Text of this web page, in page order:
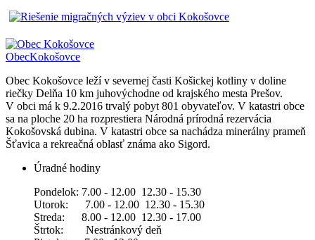
ObecKokošovce
Obec Kokošovce leží v severnej časti Košickej kotliny v doline
riečky Delňa 10 km juhovýchodne od krajského mesta Prešov.
V obci má k 9.2.2016 trvalý pobyt 801 obyvateľov. V katastri obce
sa na ploche 20 ha rozprestiera Národná prírodná rezervácia
Kokošovská dubina. V katastri obce sa nachádza minerálny prameň
Šťavica a rekreačná oblasť známa ako Sigord.
Úradné hodiny
Pondelok: 7.00 - 12.00 12.30 - 15.30
Utorok: 7.00 - 12.00 12.30 - 15.30
Streda: 8.00 - 12.00 12.30 - 17.00
Štrtok: Nestránkový deň